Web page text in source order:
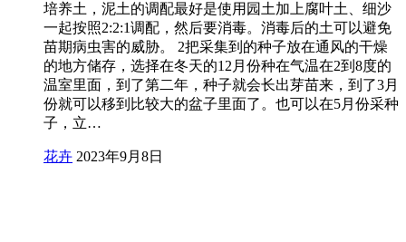
培养土，泥土的调配最好是使用园土加上腐叶土、细沙
一起按照2:2:1调配，然后要消毒。消毒后的土可以避免
苗期病虫害的威胁。 2把采集到的种子放在通风的干燥
的地方储存，选择在冬天的12月份种在气温在2到8度的
温室里面，到了第二年，种子就会长出芽苗来，到了3月
份就可以移到比较大的盆子里面了。也可以在5月份采种
子，立…
花卉 2023年9月8日